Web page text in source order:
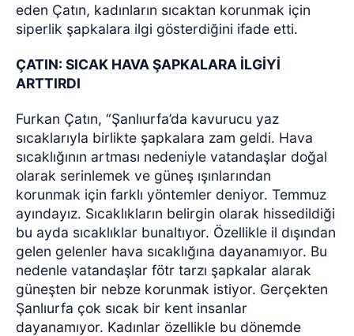
eden Çatın, kadınların sıcaktan korunmak için
siperlik şapkalara ilgi gösterdiğini ifade etti.
ÇATIN: SICAK HAVA ŞAPKALARA İLGİYİ
ARTTIRDI
Furkan Çatın, “Şanlıurfa’da kavurucu yaz
sıcaklarıyla birlikte şapkalara zam geldi. Hava
sıcaklığının artması nedeniyle vatandaşlar doğal
olarak serinlemek ve güneş ışınlarından
korunmak için farklı yöntemler deniyor. Temmuz
ayındayız. Sıcaklıkların belirgin olarak hissedildiği
bu ayda sıcaklıklar bunaltıyor. Özellikle il dışından
gelen gelenler hava sıcaklığına dayanamıyor. Bu
nedenle vatandaşlar fötr tarzı şapkalar alarak
güneşten bir nebze korunmak istiyor. Gerçekten
Şanlıurfa çok sıcak bir kent insanlar
dayanamıyor. Kadınlar özellikle bu dönemde